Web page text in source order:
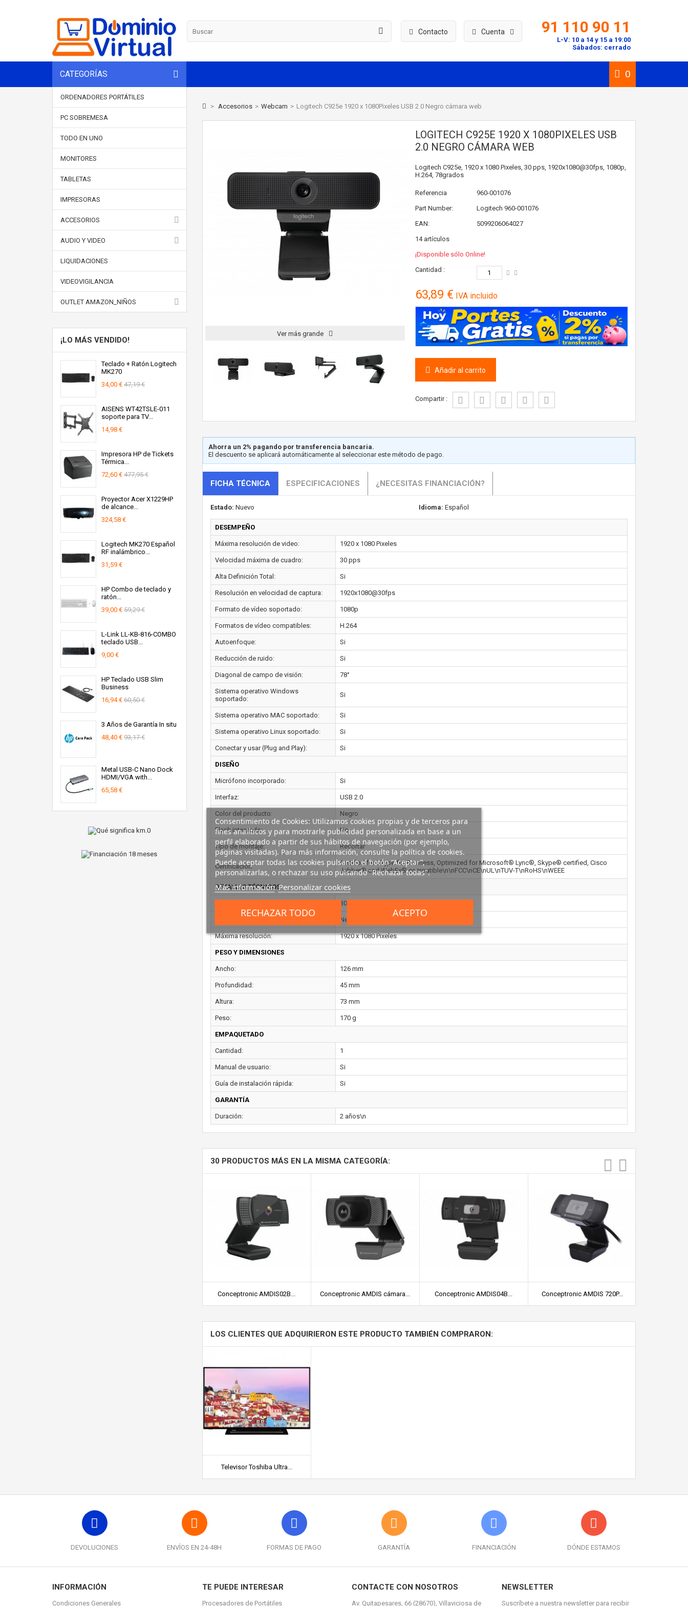
Cuenta
Contacto 91 110 90 11
L-V: 10 a 14 y 15 a 19:00
Sábados: cerrado
CATEGORÍAS 0
ORDENADORES PORTÁTILES
PC SOBREMESA
TODO EN UNO
MONITORES
TABLETAS
IMPRESORAS
ACCESORIOS
AUDIO Y VIDEO
LIQUIDACIONES
VIDEOVIGILANCIA
OUTLET AMAZON_NIÑOS
¡LO MÁS VENDIDO!
Teclado + Ratón Logitech
MK270
34,00 € 47,19 €
AISENS WT42TSLE-011
soporte para TV...
14,98 €
Impresora HP de Tickets
Térmica...
72,60 € 477,95 €
Proyector Acer X1229HP
de alcance...
324,58 €
Logitech MK270 Español
RF inalámbrico...
31,59 €
HP Combo de teclado y
ratón...
39,00 € 59,29 €
L-Link LL-KB-816-COMBO
teclado USB...
9,00 €
HP Teclado USB Slim
Business
16,94 € 60,50 €
3 Años de Garantía In situ
48,40 € 93,17 €
Metal USB-C Nano Dock
HDMI/VGA with...
65,58 €
> Accesorios > Webcam > Logitech C925e 1920 x 1080Pixeles USB 2.0 Negro cámara web
Ver más grande
LOGITECH C925E 1920 X 1080PIXELES USB
2.0 NEGRO CÁMARA WEB
Logitech C925e, 1920 x 1080 Pixeles, 30 pps, 1920x1080@30fps, 1080p,
H.264, 78grados
Referencia
960-001076
Part Number:
Logitech 960-001076
EAN:
5099206064027
14 artículos
¡Disponible sólo Online!
Cantidad :
63,89 € IVA incluido
Añadir al carrito
Compartir :
Ahorra un 2% pagando por transferencia bancaria.
El descuento se aplicará automáticamente al seleccionar este método de pago.
FICHA TÉCNICA ESPECIFICACIONES ¿NECESITAS FINANCIACIÓN?
Estado: Nuevo Idioma: Español
DESEMPEÑO
Máxima resolución de video: 1920 x 1080 Pixeles
Velocidad máxima de cuadro: 30 pps
Alta Definición Total: Si
Resolución en velocidad de captura: 1920x1080@30fps
Formato de vídeo soportado: 1080p
Formatos de vídeo compatibles: H.264
Autoenfoque: Si
Reducción de ruido: Si
Diagonal de campo de visión: 78°
Sistema operativo Windows
soportado:
Si
Sistema operativo MAC soportado: Si
Sistema operativo Linux soportado: Si
Conectar y usar (Plug and Play): Si
DISEÑO
Micrófono incorporado: Si
Interfaz: USB 2.0
Color del producto: Negro
Flash integrado: No
Tipo de montaje: Recortar
Certificación:
Certified for Skype for Business, Optimized for Microsoft® Lync®, Skype® certified, Cisco
Jabber® and WebEx® compatible\n\nFCC\nCE\nUL\nTUV-T\nRoHS\nWEEE
DETALLES TÉCNICOS
30 pps
Negro
Máxima resolución: 1920 x 1080 Pixeles
PESO Y DIMENSIONES
Ancho: 126 mm
Profundidad: 45 mm
Altura: 73 mm
Peso: 170 g
EMPAQUETADO
Cantidad: 1
Manual de usuario: Si
Guía de instalación rápida: Si
GARANTÍA
Duración: 2 años\n
30 PRODUCTOS MÁS EN LA MISMA CATEGORÍA:
Conceptronic AMDIS02B... Conceptronic AMDIS cámara... Conceptronic AMDIS04B... Conceptronic AMDIS 720P...
LOS CLIENTES QUE ADQUIRIERON ESTE PRODUCTO TAMBIÉN COMPRARON:
Televisor Toshiba Ultra...
DEVOLUCIONES ENVÍOS EN 24-48H FORMAS DE PAGO GARANTÍA FINANCIACIÓN DÓNDE ESTAMOS
INFORMACIÓN
Condiciones Generales
TE PUEDE INTERESAR
Procesadores de Portátiles
CONTACTE CON NOSOTROS
Av. Quitapesares, 66 (28670), Villaviciosa de
NEWSLETTER
Suscríbete a nuestra newsletter para recibir
Consentimiento de Cookies: Utilizamos cookies propias y de terceros para
fines analíticos y para mostrarle publicidad personalizada en base a un
perfil elaborado a partir de sus hábitos de navegación (por ejemplo,
páginas visitadas). Para más información, consulte la política de cookies.
Puede aceptar todas las cookies pulsando el botón “Aceptar”,
personalizarlas, o rechazar su uso pulsando "Rechazar todas".
Más información Personalizar cookies
RECHAZAR TODO ACEPTO